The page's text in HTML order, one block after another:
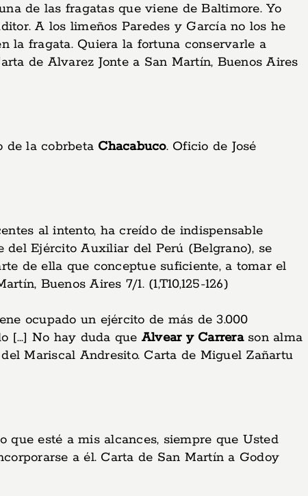
de las fragatas que viene de Baltimore. Yo
A los limeños Paredes y García no los he
la fragata. Quiera la fortuna conservarle a
de Alvarez Jonte a San Martín, Buenos Aires
de la cobrbeta Chacabuco. Oficio de José
al intento, ha creído de indispensable
del Ejército Auxiliar del Perú (Belgrano), se
de ella que conceptue suficiente, a tomar el
Buenos Aires 7/1. (1,T10,125-126)
ocupado un ejército de más de 3.000
[...] No hay duda que Alvear y Carrerason alma
Mariscal Andresito. Carta de Miguel Zañartu
que esté a mis alcances, siempre que Usted
a él. Carta de San Martín a Godoy